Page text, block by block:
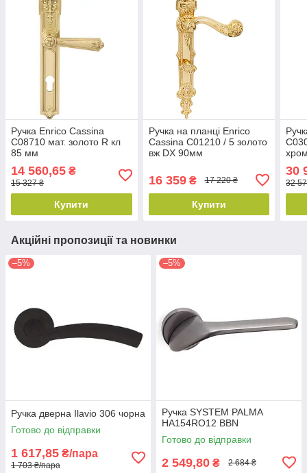
Ручка Enrico Cassina
C08710 мат. золото R кл
85 мм
14 560,65 ₴
15 327 ₴
Купити
Ручка на планці Enrico
Cassina C01210 / 5 золото
вж DX 90мм
16 359₴ 17 220 ₴
Купити
30
32
Акційні пропозиції та новинки
–5%
Ручка дверна Ilavio 306 чорна
Готово до відправки
1 617,85 ₴/пара
1 703 ₴/пара
–5%
Ручка SYSTEM PALMA
HA154RO12 BBN
Готово до відправки
2 549,80 ₴ 2 684 ₴